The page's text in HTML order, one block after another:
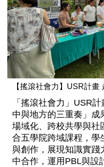
【搖滾社會力】USR計
「搖滾社會力」USR
中與地方的三重奏」成
場域化、跨校共學與社
合五學院跨域課程，學
與創作，展現知識實踐
中合作，運用PBL與設